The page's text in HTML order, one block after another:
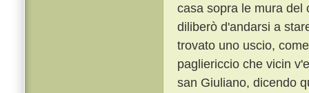
casa sopra le mura del
diliberò d'andarsi a
trovato uno uscio,
pagliericcio che vicin
san Giuliano, dicendo